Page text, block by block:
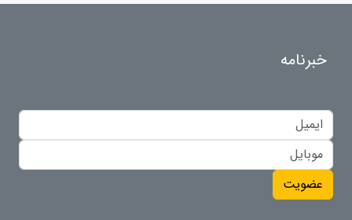
خبرنامه
عضویت